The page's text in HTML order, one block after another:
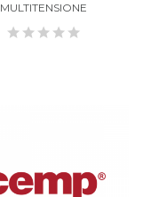
MULTITENSIONE